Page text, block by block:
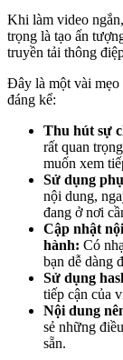
Khi làm video
trọng là tạo ấn
truyền tải thông
Đây là một vài mẹo
đáng kể:
Thu hút sự
rất quan
muốn xem
Sử dụng
nội dung,
đang ở nơi
Cập nhật
hành: Có
bạn dễ dàng
Sử dụng
tiếp cận của
Nội dung
sẻ những
sẵn.